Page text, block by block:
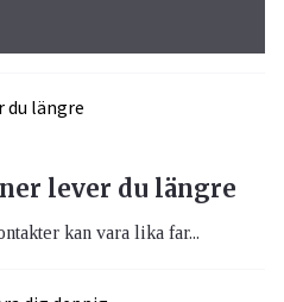
lever du längre
kan vara lika far...